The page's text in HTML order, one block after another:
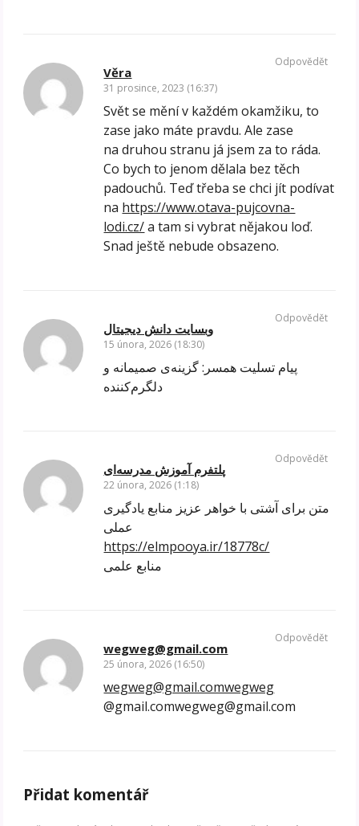
Věra
31 prosince, 2023 (16:37)
Svět se mění v každém okamžiku, to
zase jako máte pravdu. Ale zase
na druhou stranu já jsem za to ráda.
Co bych to jenom dělala bez těch
padouchů. Teď třeba se chci jít podívat
na https://www.otava-pujcovna-
lodi.cz/a tam si vybrat nějakou loď.
Snad ještě nebude obsazeno.
Odpovědět
وبسایت دانش دیجیتال
15 února, 2026 (18:30)
پیام تسلیت همسر: گزینه‌ی صمیمانه و
دلگرم‌کننده
Odpovědět
پلتفرم آموزش مدرسه‌ای
22 února, 2026 (1:18)
متن برای آشتی با خواهر عزیز منابع یادگیری
عملی
https://elmpooya.ir/18778c/
منابع علمی
Odpovědět
wegweg@gmail.com
25 února, 2026 (16:50)
wegweg@gmail.comwegweg
@gmail.comwegweg@gmail.com
Odpovědět
Přidat komentář